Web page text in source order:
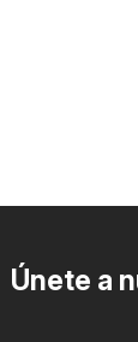
Únete a